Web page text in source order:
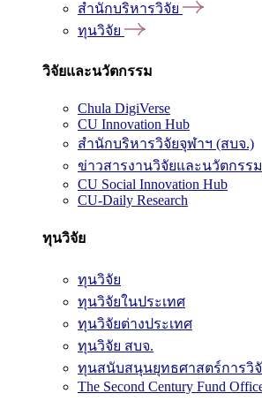
สำนักบริหารวิจัย
ทุนวิจัย
วิจัยและนวัตกรรม
Chula DigiVerse
CU Innovation Hub
สำนักบริหารวิจัยจุฬาฯ (สบจ.)
ข่าวสารงานวิจัยและนวัตกรรม
CU Social Innovation Hub
CU-Daily Research
ทุนวิจัย
ทุนวิจัย
ทุนวิจัยในประเทศ
ทุนวิจัยต่างประเทศ
ทุนวิจัย สบจ.
ทุนสนับสนุนยุทธศาสตร์การวิ
The Second Century Fund